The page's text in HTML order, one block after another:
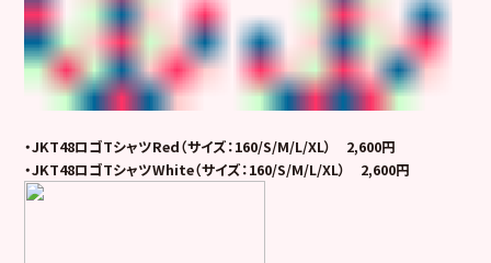
・JKT48ロゴTシャツRed（サイズ：160/S/M/L/XL） 2,600円
・JKT48ロゴTシャツWhite（サイズ：160/S/M/L/XL） 2,600円